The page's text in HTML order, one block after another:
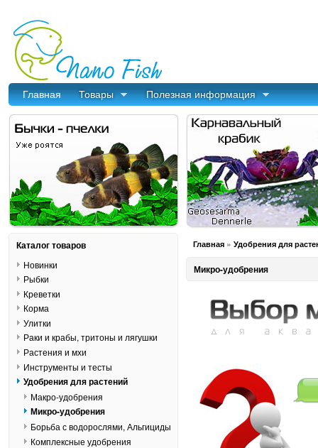
Главная Товары Полезная информация
Главная » Удобрения для
Микро-удобрения
Каталог товаров
Новинки
Рыбки
Креветки
Корма
Улитки
Раки и крабы, тритоны и лягушки
Растения и мхи
Инструменты и тесты
Удобрения для растений
Макро-удобрения
Микро-удобрения
Борьба с водорослями, Альгициды
Комплексные удобрения